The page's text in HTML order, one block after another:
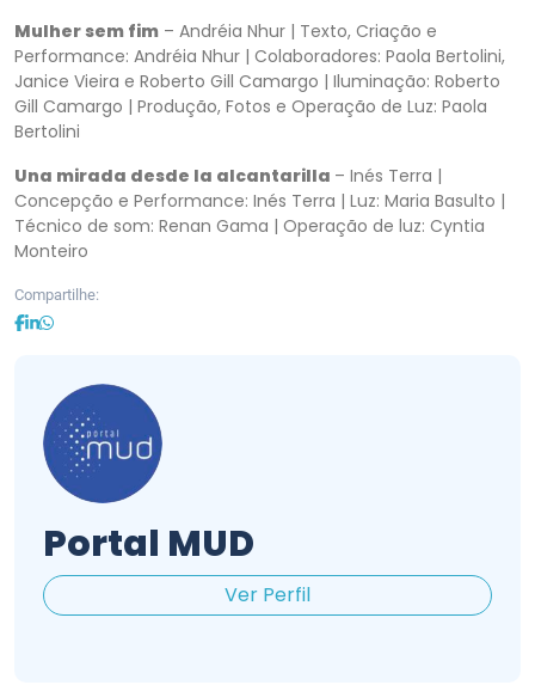
Mulher sem fim – Andréia Nhur | Texto, Criação e
Performance: Andréia Nhur | Colaboradores: Paola Bertolini,
Janice Vieira e Roberto Gill Camargo | Iluminação: Roberto
Gill Camargo | Produção, Fotos e Operação de Luz: Paola
Bertolini
Una mirada desde la alcantarilla – Inés Terra |
Concepção e Performance: Inés Terra | Luz: Maria Basulto |
Técnico de som: Renan Gama | Operação de luz: Cyntia
Monteiro
Compartilhe:
Portal MUD
Ver Perfil